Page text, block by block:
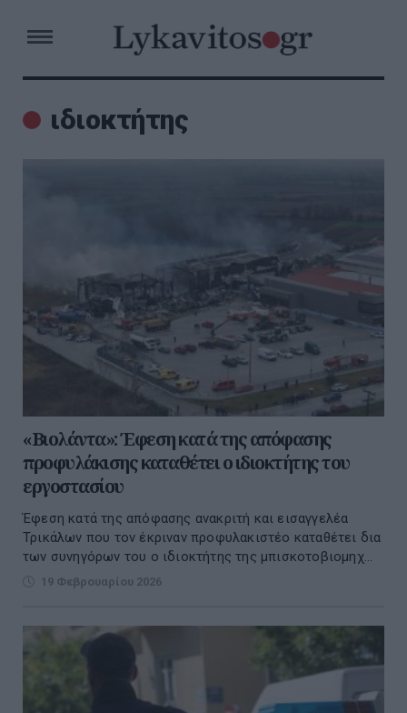
ιδιοκτήτης
«Βιολάντα»: Έφεση κατά της απόφασης
προφυλάκισης καταθέτει ο ιδιοκτήτης του
εργοστασίου
Έφεση κατά της απόφασης ανακριτή και εισαγγελέα
Τρικάλων που τον έκριναν προφυλακιστέο καταθέτει δια
των συνηγόρων του ο ιδιοκτήτης της μπισκοτοβιομηχ...
19 Φεβρουαρίου 2026